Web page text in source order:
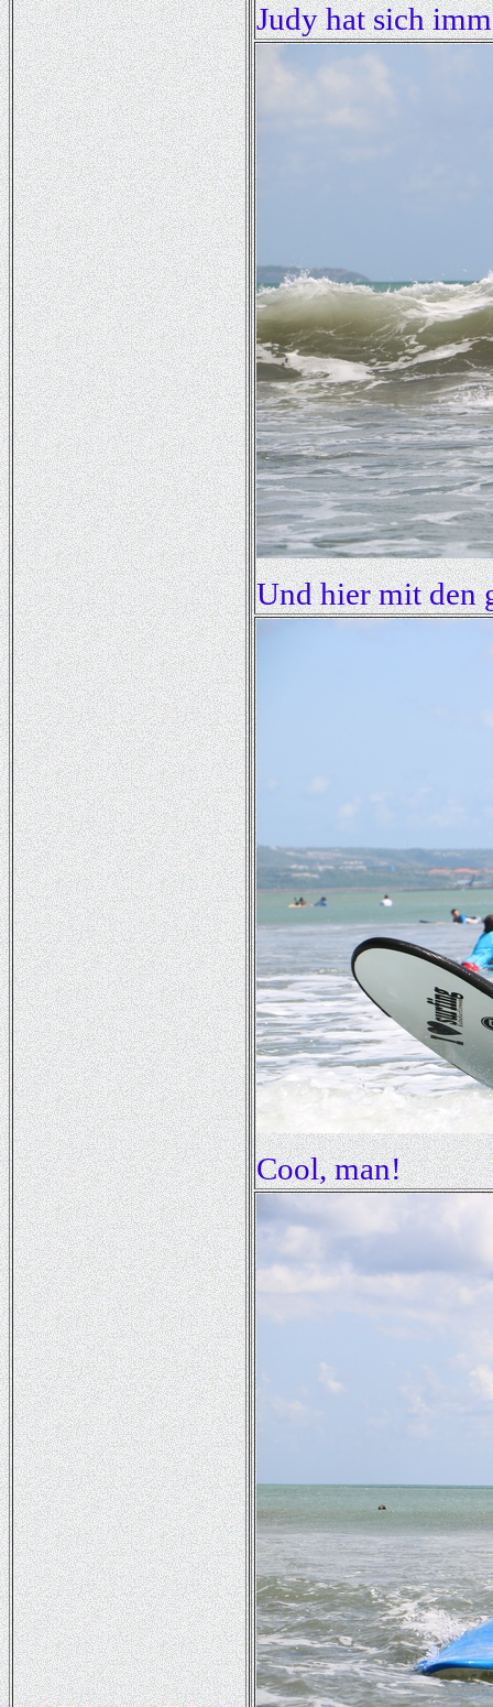
Judy hat sich
Und hier mit den
Cool, man!